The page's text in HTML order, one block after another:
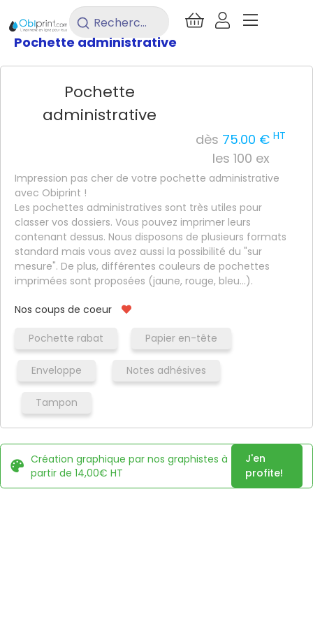
Rechercher
un
/ Imprimerie / Bureautique
Pochette administrative
Pochette
administrative
dès 75.00 €HT
les 100 ex
Impression pas cher de votre pochette administrative
avec Obiprint !
Les pochettes administratives sont très utiles pour
classer vos dossiers. Vous pouvez imprimer leurs
contenant dessus. Nous disposons de plusieurs formats
standard mais vous avez aussi la possibilité du "sur
mesure". De plus, différentes couleurs de pochettes
imprimées sont proposées (jaune, rouge, bleu...).
Nos coups de coeur
Pochette rabat Papier en-tête
Enveloppe Notes adhésives
Tampon
Création graphique par nos graphistes à
partir de 14,00€ HT
J'en
profite!